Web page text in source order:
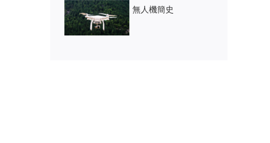
無人機簡史